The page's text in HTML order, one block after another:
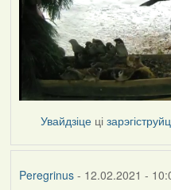
Увайдзіце ці
Peregrinus- 12.02.2021 -